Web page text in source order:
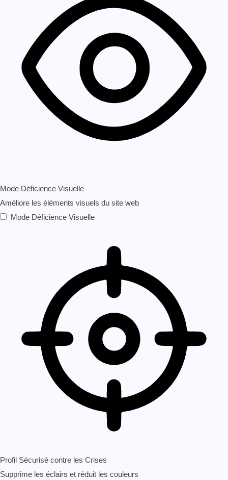
Mode Déficience Visuelle
Améliore les éléments visuels du site web
Mode Déficience Visuelle
Profil Sécurisé contre les Crises
Supprime les éclairs et réduit les couleurs